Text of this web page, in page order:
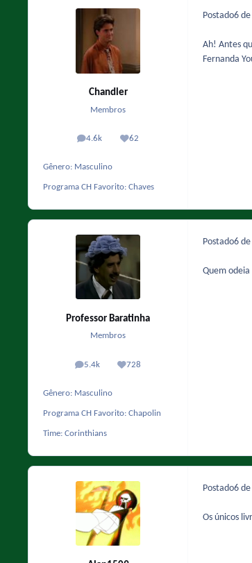
Chandler
Membros
4.6k
posts 62
Reputação
Gênero: Masculino
Programa CH Favorito: Chaves
Postado6
Ah! Antes
Fernanda
Professor Baratinha
Membros
5.4k
posts 728
Reputação
Gênero: Masculino
Programa CH Favorito: Chapolin
Time: Corinthians
Postado6
Quem
Postado6
Os únicos